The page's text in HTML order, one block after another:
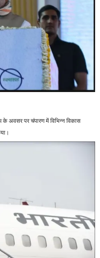
के अवसर पर चंपारण में विभिन्न विकास